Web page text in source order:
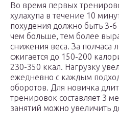
Во время первых
хулахупа в течение 10
похудения должно быть 3-
чем больше, тем более
снижения веса. За полчаса
сжигается до 150-200
230-350 ккал. Нагрузку
ежедневно с каждым
оборотов. Для новичка
тренировок составляет 3
занятий можно увеличить